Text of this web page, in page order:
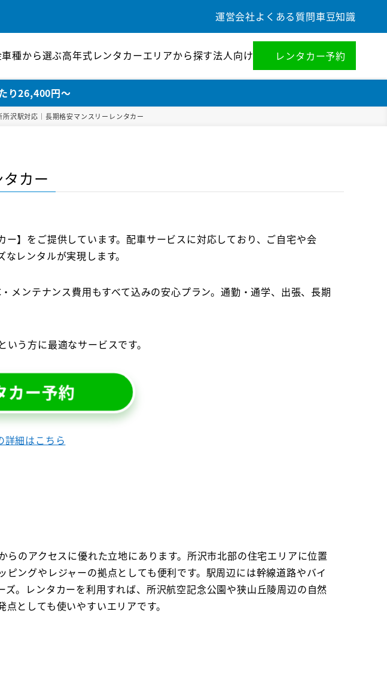
運営会社よくある質問車豆知識
車種から選ぶ高年式レンタカーエリアから探す法人向け レンタカー予約
り26,400円〜
所沢駅対応｜長期格安マンスリーレンタカー
カー
】をご提供しています。配車サービスに対応しており、ご自宅や会
レンタルが実現します。
メンテナンス費用もすべて込みの安心プラン。通勤・通学、出張、長期
う方に最適なサービスです。
カー予約
詳細はこちら
のアクセスに優れた立地にあります。所沢市北部の住宅エリアに位置
ングやレジャーの拠点としても便利です。駅周辺には幹線道路やバイ
。レンタカーを利用すれば、所沢航空記念公園や狭山丘陵周辺の自然
としても使いやすいエリアです。